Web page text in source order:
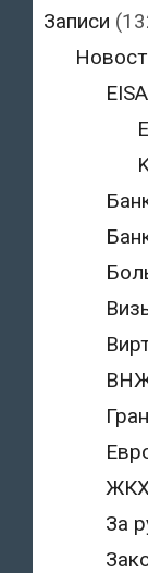
Записи
EISA
За